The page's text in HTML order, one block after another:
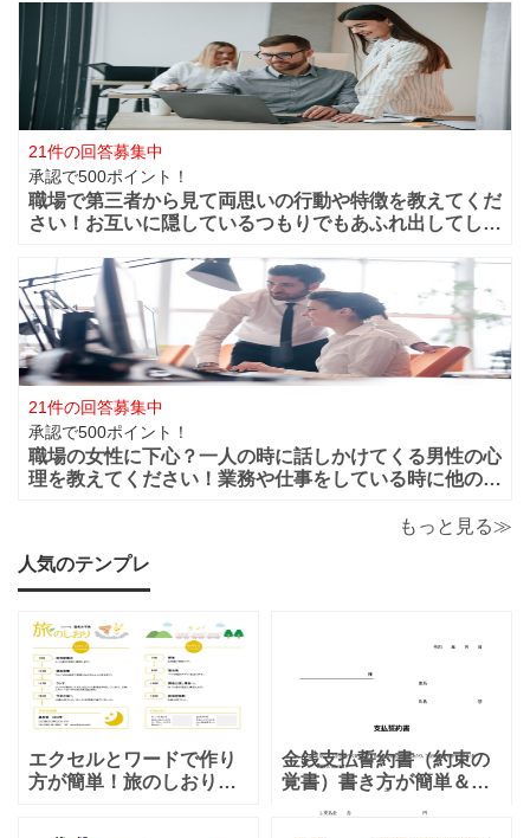
仲良く過ごせたけど異動になってしまうと離れてしまい
ます。 男性的には好きな女性がいた場合は
21件の回答募集中
承認で500ポイント！
職場で第三者から見て両思いの行動や特徴を教えてくだ
さい！お互いに隠しているつもりでもあふれ出してしま
僚・上司から見ても、それって両想いじゃない？って行
動などってありますよね？ 第三者から見て
21件の回答募集中
承認で500ポイント！
職場の女性に下心？一人の時に話しかけてくる男性の心
理を教えてください！業務や仕事をしている時に他の人
かけてくるのは下心があるからでしょうか？恋愛的に好
もっと見る≫
人気のテンプレ
エクセルとワードで作り
方が簡単！旅のしおり
金銭支払誓約書（約束の
覚書）書き方が簡単＆項